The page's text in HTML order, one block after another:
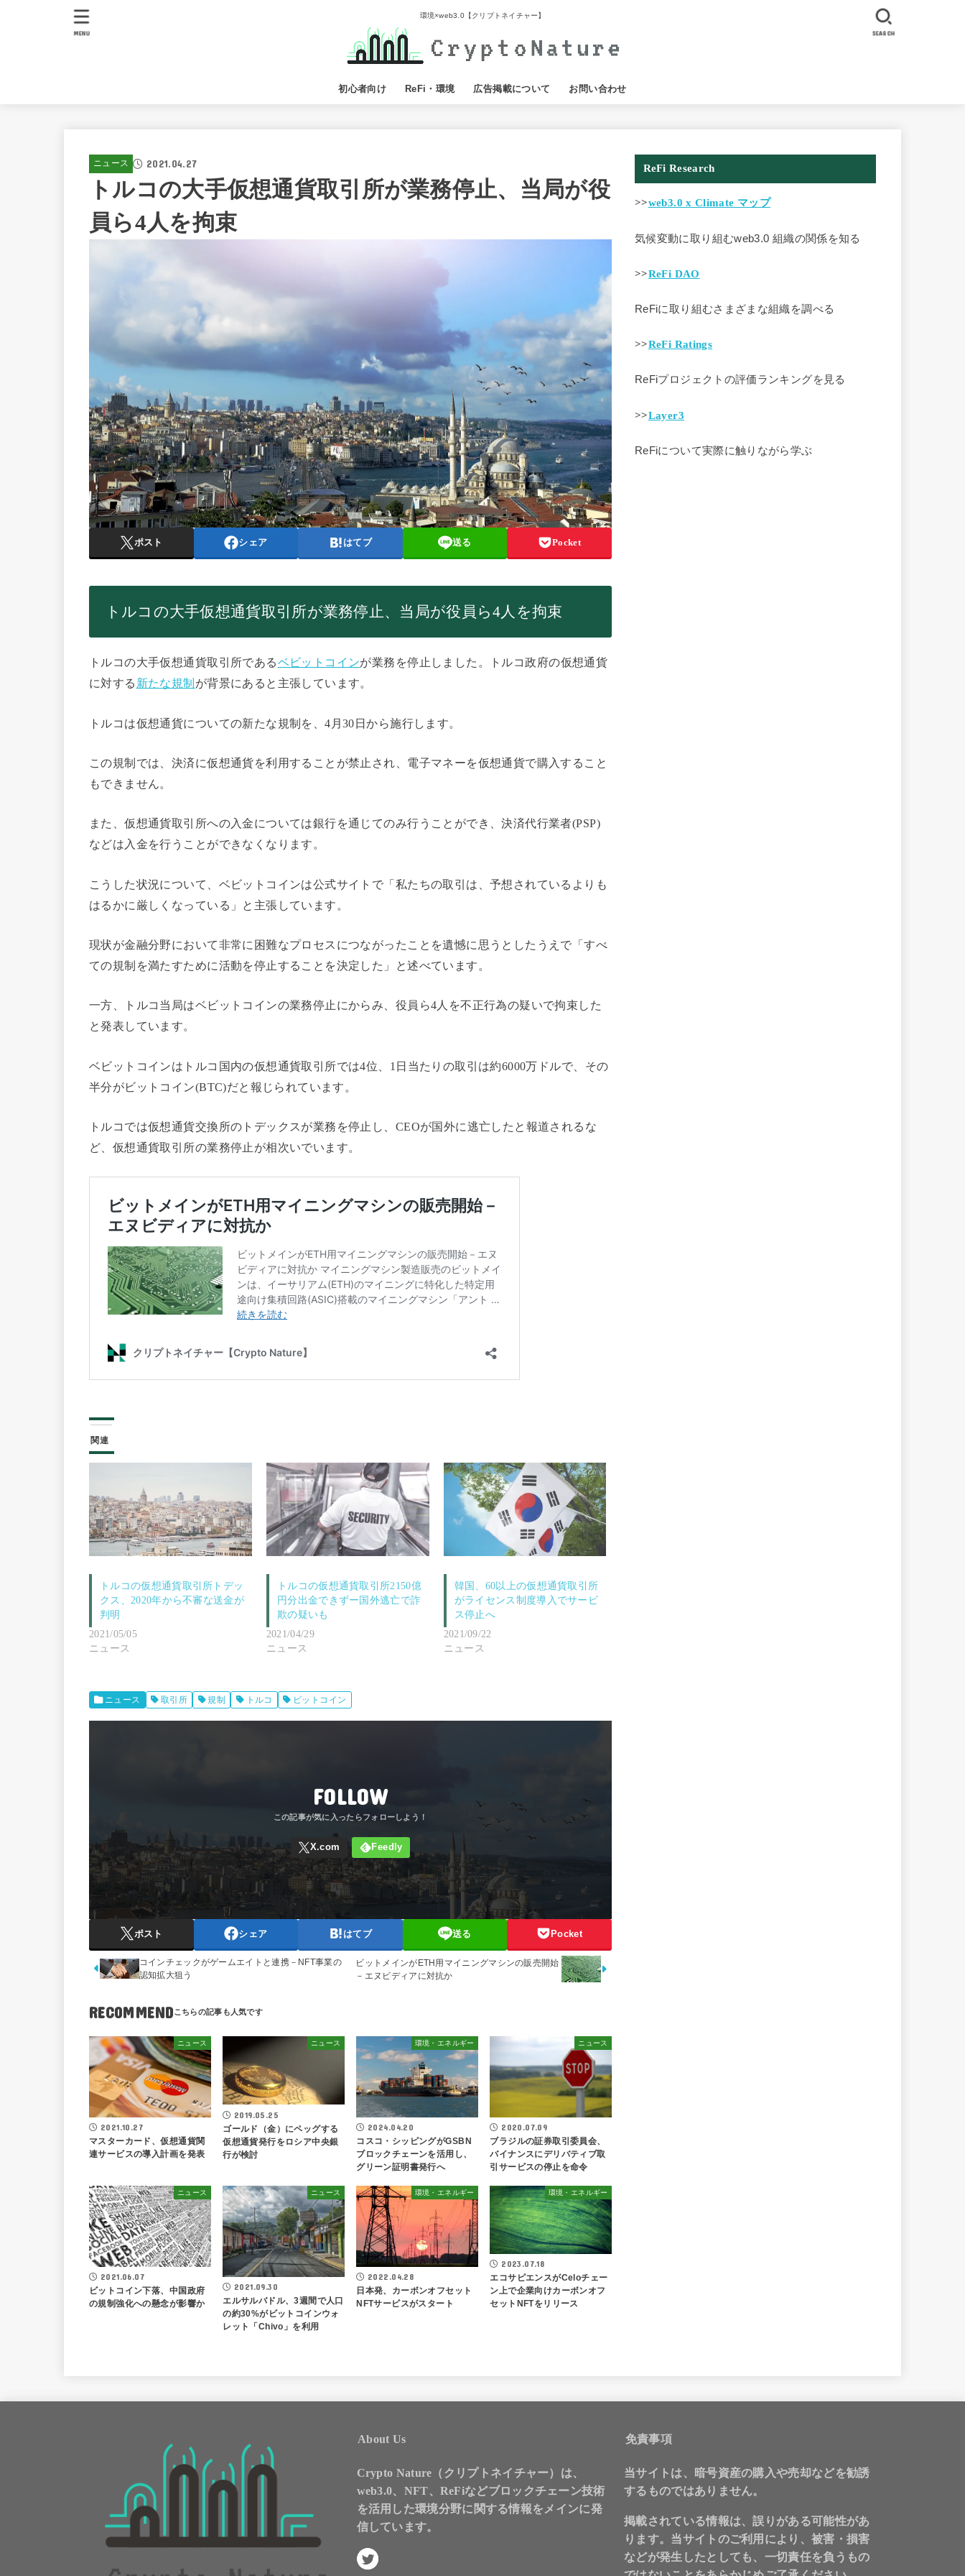
環境×web3.0【クリプトネイチャー】
初心者向け ReFi・環境 広告掲載について お問い合わせ
SEARCH
MENU
ニュース 2021.04.27
トルコの大手仮想通貨取引所が業務停止、当局が役
員ら4人を拘束
ポスト シェア はてブ 送る Pocket
トルコの大手仮想通貨取引所が業務停止、当局が役員ら4人を拘束
トルコの大手仮想通貨取引所であるベビットコインが業務を停止しました。
トルコ政府の仮想通貨
に対する 新たな規制が背景にあると主張しています。
トルコは仮想通貨についての新たな規制を、4月30日から施行します。
この規制では、決済に仮想通貨を利用することが禁止され、電子マネーを仮想通貨で購入すること
もできません。
また、仮想通貨取引所への入金については銀行を通じてのみ行うことができ、決済代行業者(PSP)
などは入金を行うことができなくなります。
こうした状況について、ベビットコインは公式サイトで「私たちの取引は、予想されているよりも
はるかに厳しくなっている」と主張しています。
現状が金融分野において非常に困難なプロセスにつながったことを遺憾に思うとしたうえで「すべ
ての規制を満たすために活動を停止することを決定した」と述べています。
一方、トルコ当局はベビットコインの業務停止にからみ、役員ら4人を不正行為の疑いで拘束した
と発表しています。
ベビットコインはトルコ国内の仮想通貨取引所では4位、1日当たりの取引は約6000万ドルで、その
半分がビットコイン(BTC)だと報じられています。
トルコでは仮想通貨交換所の トデックスが業務を停止し、CEOが国外に逃亡したと報道されるな
ど、仮想通貨取引所の業務停止が相次いでいます。
関連
トルコの仮想通貨取引所トデッ
クス、2020年から不審な送金が
判明
2021/05/05
ニュース
トルコの仮想通貨取引所2150億
円分出金できずー国外逃亡で詐
欺の疑いも
2021/04/29
ニュース
韓国、60以上の仮想通貨取引所
がライセンス制度導入でサービ
ス停止へ
2021/09/22
ニュース
ニュース 取引所 規制 トルコ ビットコイン
FOLLOW
ポスト シェア はてブ 送る Pocket
コインチェックがゲームエイトと連携－NFT事業の
認知拡大狙う
ビットメインがETH用マイニングマシンの販売開始
－エヌビディアに対抗か
RECOMMEND
ニュース
2021.10.27
マスターカード、仮想通貨関
連サービスの導入計画を発表
ニュース
2019.05.25
ゴールド（金）にペッグする
仮想通貨発行をロシア中央銀
行が検討
環境・エネルギー
2024.04.20
コスコ・シッピングがGSBN
ブロックチェーンを活用し、
グリーン証明書発行へ
ニュース
2020.07.09
ブラジルの証券取引委員会、
バイナンスにデリバティブ取
引サービスの停止を命令
ニュース
2021.06.07
ビットコイン下落、中国政府
の規制強化への懸念が影響か
ニュース
2021.09.30
エルサルバドル、3週間で人口
の約30%がビットコインウォ
レット「Chivo」を利用
環境・エネルギー
2022.04.28
日本発、カーボンオフセット
NFTサービスがスタート
環境・エネルギー
2023.07.18
エコサピエンスがCeloチェー
ン上で企業向けカーボンオフ
セットNFTをリリース
ReFi Research
>>web3.0 x Climate マップ
気候変動に取り組むweb3.0 組織の関係を知る
>>ReFi DAO
ReFiに取り組むさまざまな組織を調べる
>>ReFi Ratings
ReFiプロジェクトの評価ランキングを見る
>>Layer3
ReFiについて実際に触りながら学ぶ
About Us
Crypto Nature（クリプトネイチャー）は、
web3.0、NFT、ReFiなどブロックチェーン技術
を活用した環境分野に関する情報をメインに発
信しています。
免責事項
当サイトは、暗号資産の購入や売却などを勧誘
するものではありません。
掲載されている情報は、誤りがある可能性があ
ります。当サイトのご利用により、被害・損害
などが発生したとしても、一切責任を負うもの